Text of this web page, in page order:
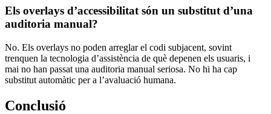
Els overlays d’accessibilitat són un substitut d’una
auditoria manual?
No. Els overlays no poden arreglar el codi subjacent, sovint
trenquen la tecnologia d’assistència de què depenen els usuaris, i
mai no han passat una auditoria manual seriosa. No hi ha cap
substitut automàtic per a l’avaluació humana.
Conclusió